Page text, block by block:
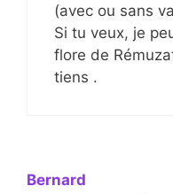
(avec ou sans
Si tu veux, je
flore de
tiens .
Bernard